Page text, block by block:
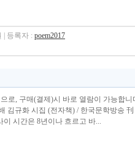
| 등록자 : poem2017
로, 구매(결제)시 바로 열람이 가능합
김규화 시집 (전자책) / 한국문학방송
이 시간은 8년이나 흐르고 바...